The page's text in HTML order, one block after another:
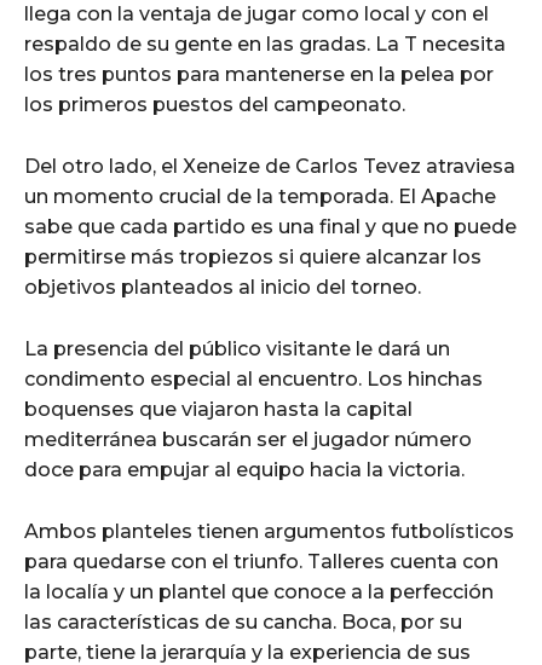
llega con la ventaja de jugar como local y con el
respaldo de su gente en las gradas. La T necesita
los tres puntos para mantenerse en la pelea por
los primeros puestos del campeonato.
Del otro lado, el Xeneize de Carlos Tevez atraviesa
un momento crucial de la temporada. El Apache
sabe que cada partido es una final y que no puede
permitirse más tropiezos si quiere alcanzar los
objetivos planteados al inicio del torneo.
La presencia del público visitante le dará un
condimento especial al encuentro. Los hinchas
boquenses que viajaron hasta la capital
mediterránea buscarán ser el jugador número
doce para empujar al equipo hacia la victoria.
Ambos planteles tienen argumentos futbolísticos
para quedarse con el triunfo. Talleres cuenta con
la localía y un plantel que conoce a la perfección
las características de su cancha. Boca, por su
parte, tiene la jerarquía y la experiencia de sus